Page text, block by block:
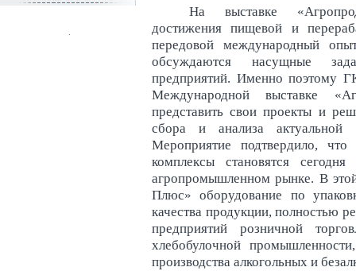
На выставке
достижения пищевой и
передовой международный
обсуждаются насущные
предприятий. Именно поэтому
Международной выставке
представить свои проекты и
сбора и анализа
Мероприятие подтвердило, что
комплексы становятся
агропромышленном рынке. В
Плюс» оборудование по
качества продукции, полностью
предприятий розничной
хлебобулочной
производства алкогольных и